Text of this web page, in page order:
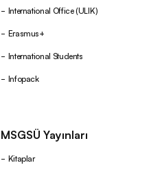
International Office (ULIK)
Erasmus+
International Students
Infopack
MSGSÜ Yayınları
Kitaplar